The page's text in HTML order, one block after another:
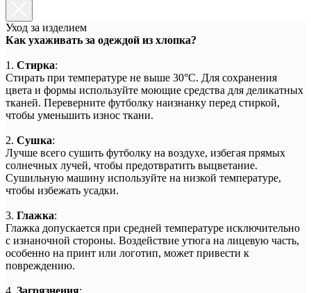
Уход за изделием
Как ухаживать за одеждой из хлопка?
1. Стирка:
Стирать при температуре не выше 30°C. Для сохранения
цвета и формы используйте моющие средства для деликатных
тканей. Переверните футболку наизнанку перед стиркой,
чтобы уменьшить износ ткани.
2. Сушка:
Лучше всего сушить футболку на воздухе, избегая прямых
солнечных лучей, чтобы предотвратить выцветание.
Сушильную машину используйте на низкой температуре,
чтобы избежать усадки.
3. Глажка:
Глажка допускается при средней температуре исключительно
с изнаночной стороны. Воздействие утюга на лицевую часть,
особенно на принт или логотип, может привести к
повреждению.
4. Загрязнения: